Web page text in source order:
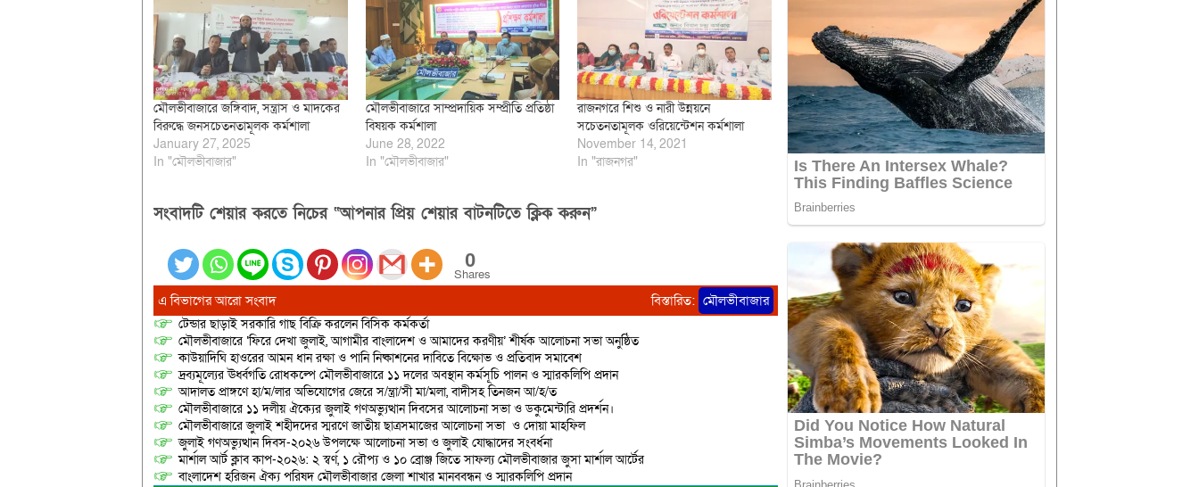
মৌলভীবাজারে জঙ্গিবাদ, সন্ত্রাস ও মাদকের
বিরুদ্ধে জনসচেতনতামূলক কর্মশালা
January 27, 2025
In "মৌলভীবাজার"
মৌলভীবাজারে সাম্প্রদায়িক সম্প্রীতি প্রতিষ্ঠা
বিষয়ক কর্মশালা
June 28, 2022
In "মৌলভীবাজার"
রাজনগরে শিশু ও নারী উন্নয়নে
সচেতনতামূলক ওরিয়েন্টেশন কর্মশালা
November 14, 2021
In "রাজনগর"
সংবাদটি শেয়ার করতে নিচের “আপনার প্রিয় শেয়ার বাটনটিতে ক্লিক করুন”
0
Shares
এ বিভাগের আরো সংবাদ বিস্তারিত: মৌলভীবাজার
টেন্ডার ছাড়াই সরকারি গাছ বিক্রি করলেন বিসিক কর্মকর্তা
মৌলভীবাজারে ‘ফিরে দেখা জুলাই, আগামীর বাংলাদেশ ও আমাদের করণীয়’ শীর্ষক আলোচনা সভা অনুষ্ঠিত
কাউয়াদিঘি হাওরের আমন ধান রক্ষা ও পানি নিষ্কাশনের দাবিতে বিক্ষোভ ও প্রতিবাদ সমাবেশ
দ্রব্যমূল্যের ঊর্ধ্বগতি রোধকল্পে মৌলভীবাজারে ১১ দলের অবস্থান কর্মসূচি পালন ও স্মারকলিপি প্রদান
আদালত প্রাঙ্গণে হা/ম/লার অভিযোগের জেরে স/ন্ত্রা/সী মা/মলা, বাদীসহ তিনজন আ/হ/ত
মৌলভীবাজারে ১১ দলীয় ঐক্যের জুলাই গণঅভ্যুত্থান দিবসের আলোচনা সভা ও ডকুমেন্টারি প্রদর্শন।
মৌলভীবাজারে জুলাই শহীদদের স্মরণে জাতীয় ছাত্রসমাজের আলোচনা সভা ও দোয়া মাহফিল
জুলাই গণঅভ্যুত্থান দিবস-২০২৬ উপলক্ষে আলোচনা সভা ও জুলাই যোদ্ধাদের সংবর্ধনা
মার্শাল আর্ট ক্লাব কাপ-২০২৬: ২ স্বর্ণ, ১ রৌপ্য ও ১০ ব্রোঞ্জ জিতে সাফল্য মৌলভীবাজার জুসা মার্শাল আর্টের
বাংলাদেশ হরিজন ঐক্য পরিষদ মৌলভীবাজার জেলা শাখার মানববন্ধন ও স্মারকলিপি প্রদান